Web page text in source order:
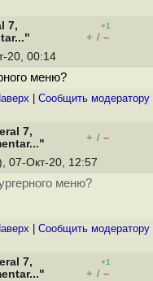
7,
+1
+ / –
20, 00:14
меню?
Cообщить модератору
7,
+ / –
07-Окт-20, 12:57
меню?
Cообщить модератору
7,
+1
+ / –